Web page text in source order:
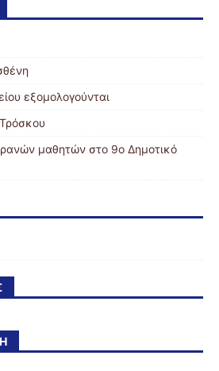
εξομολογούνται
μαθητών στο 9ο Δημοτικό